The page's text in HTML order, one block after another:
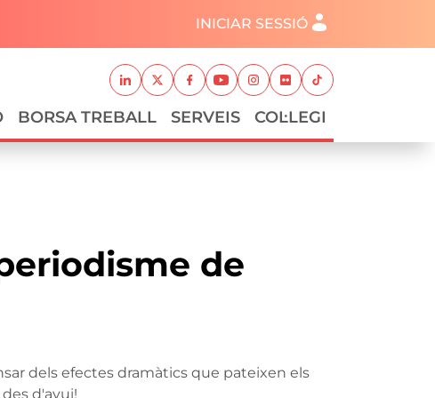
Menú del compte d'usuari
INICIAR SESSIÓ
Xarxes socials
LinkedinTwitterFacebook
YoutubeInstagram
FlickrTikTok
BORSA TREBALL SERVEIS COL·LEGI
de
dels efectes dramàtics que pateixen els
d'avui!